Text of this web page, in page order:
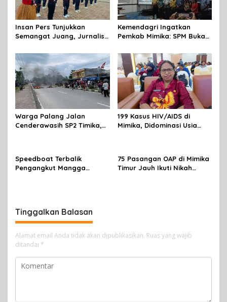
Insan Pers Tunjukkan
Semangat Juang, Jurnalis
Meriahkan Lomba Gerak
Jalan Kreasi HUT ke-81 RI
Kemendagri Ingatkan
Pemkab Mimika: SPM Bukan
Wujud Nyata Pelayanan
Rakyat
Warga Palang Jalan
Cenderawasih SP2 Timika,
199 Kasus HIV/AIDS di
Mimika, Didominasi Usia
Speedboat Terbalik
Pengangkut Mangga
75 Pasangan OAP di Mimika
Timur Jauh Ikuti Nikah
Tinggalkan Balasan
Alamat email Anda tidak akan dipublikasikan. Ruas yang wajib
ditandai *